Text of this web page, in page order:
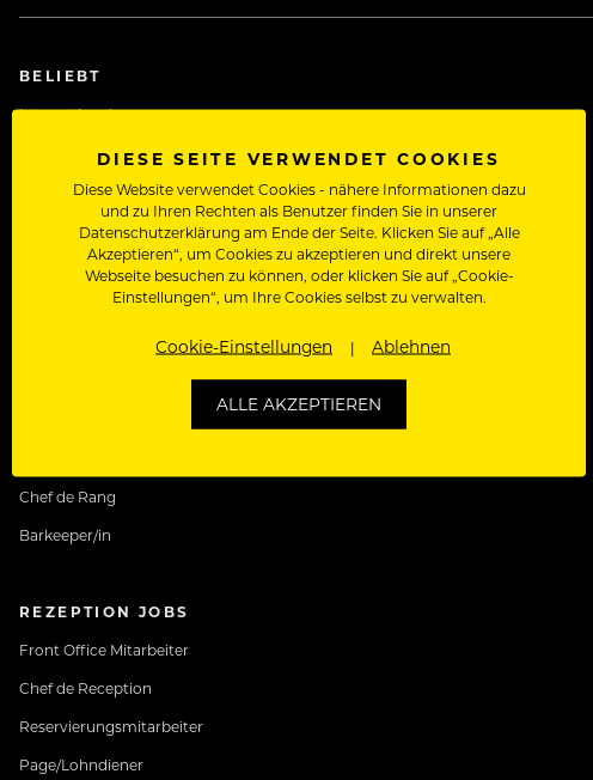
BELIEBT
International
Kreuzfahrtjobs
Rezeptionist/in Jobs
SERVICE JOBS
Chef de Rang
Barkeeper/in
REZEPTION JOBS
Front Office Mitarbeiter
Chef de Reception
Reservierungsmitarbeiter
Page/Lohndiener
DIESE SEITE VERWENDET COOKIES
Diese Website verwendet Cookies - nähere Informationen dazu
und zu Ihren Rechten als Benutzer finden Sie in unserer
Datenschutzerklärung am Ende der Seite. Klicken Sie auf „Alle
Akzeptieren“, um Cookies zu akzeptieren und direkt unsere
Webseite besuchen zu können, oder klicken Sie auf „Cookie-
Einstellungen“, um Ihre Cookies selbst zu verwalten.
Cookie-Einstellungen Ablehnen
ALLE AKZEPTIEREN